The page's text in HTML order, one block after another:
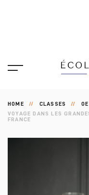
HOME CLASSES
VOYAGE DANS LES
FRANCE